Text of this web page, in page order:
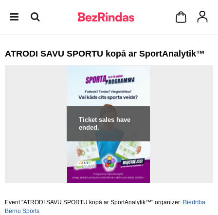
ATRODI SAVU SPORTU kopā ar SportAnalytik™
Ticket sales have
ended.
Event "ATRODI SAVU SPORTU kopā ar SportAnalytik™" organizer: Biedrība
Bērnu Sports